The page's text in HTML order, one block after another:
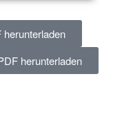
herunterladen